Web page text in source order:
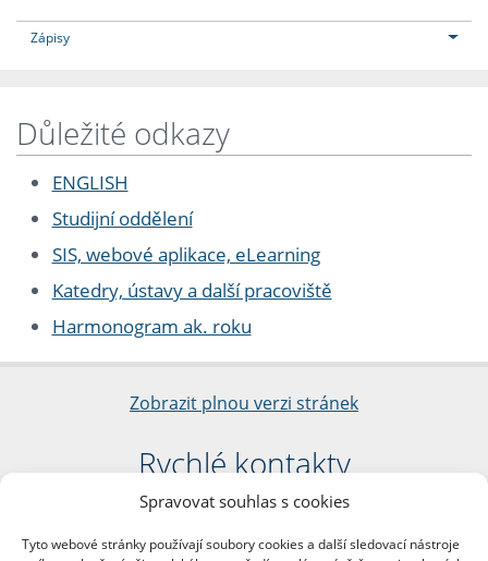
Spravovat souhlas s cookies
Tyto webové stránky používají soubory cookies a další sledovací nástroje
Zápisy
Důležité odkazy
ENGLISH
Studijní oddělení
SIS, webové aplikace, eLearning
Katedry, ústavy a další pracoviště
Harmonogram ak. roku
Zobrazit plnou verzi stránek
Rychlé kontakty
Filozofická fakulta
nám. Jana Palacha 1/2